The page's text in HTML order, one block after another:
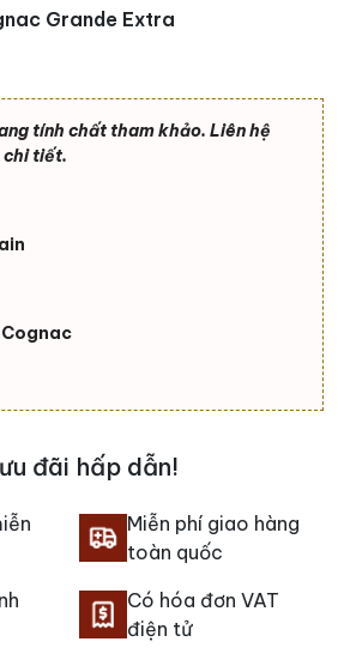
Grande Extra
tính chất tham khảo. Liên hệ
chi tiết.
đãi hấp dẫn!
Miễn phí giao hàng
toàn quốc
Có hóa đơn VAT
điện tử